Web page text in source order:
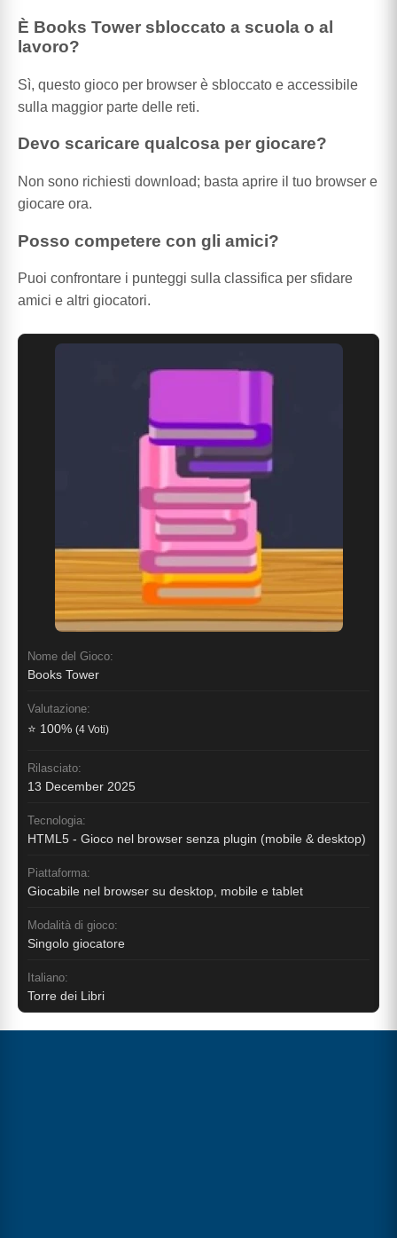
È Books Tower sbloccato a scuola o al
lavoro?
Sì, questo gioco per browser è sbloccato e accessibile
sulla maggior parte delle reti.
Devo scaricare qualcosa per giocare?
Non sono richiesti download; basta aprire il tuo browser e
giocare ora.
Posso competere con gli amici?
Puoi confrontare i punteggi sulla classifica per sfidare
amici e altri giocatori.
Nome del Gioco:
Books Tower
Valutazione:
⭐ 100% (4 Voti)
Rilasciato:
13 December 2025
Tecnologia:
HTML5 - Gioco nel browser senza plugin (mobile & desktop)
Piattaforma:
Giocabile nel browser su desktop, mobile e tablet
Modalità di gioco:
Singolo giocatore
Italiano:
Torre dei Libri